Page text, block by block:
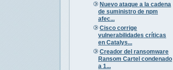
Nuevo ataque a la cadena
de suministro de npm
afec...
Cisco corrige
vulnerabilidades críticas
en Catalys...
Creador del ransomware
Ransom Cartel condenado
a 1...